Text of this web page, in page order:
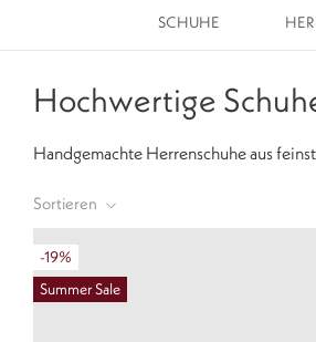
SCHUHE
Hochwertige
Handgemachte Herrenschuheaus
Sortieren
-19%
Summer Sale